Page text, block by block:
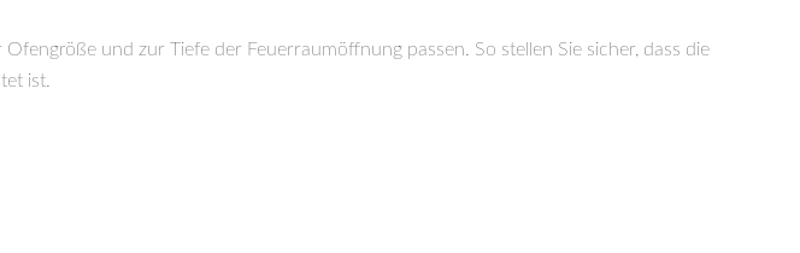
und zur Tiefe der Feuerraumöffnung passen. So stellen Sie sicher, dass die
ist.